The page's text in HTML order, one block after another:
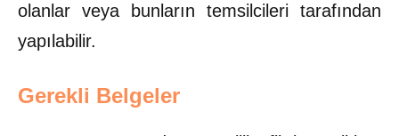
olanlar veya bunların temsilcileri tarafından
yapılabilir.
Gerekli Belgeler